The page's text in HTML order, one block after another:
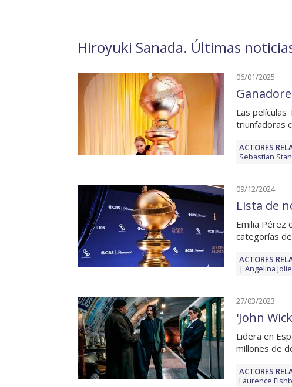
Hiroyuki Sanada. Últimas
06/01/2025
Las películas
triunfadoras
ACTORES
Sebastian Stan
09/12/2024
Lista de
Emilia Pérez
categorías
ACTORES
Angelina Jolie
27/03/2023
'John
Lidera en
millones de
ACTORES
Laurence